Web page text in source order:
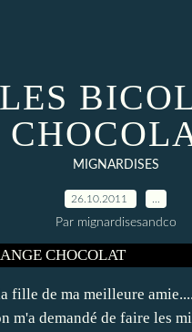
MIGNARDISES
26.10.2011
Par mignardisesandco
fille de ma meilleure
demandé de faire les